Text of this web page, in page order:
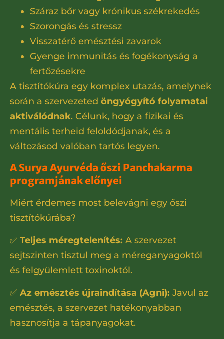
Száraz bőr vagy krónikus székrekedés
Szorongás és stressz
Visszatérő emésztési zavarok
Gyenge immunitás és fogékonyság a
fertőzésekre
A tisztítókúra egy komplex utazás, amelynek
során a szervezeted öngyógyító folyamatai
aktiválódnak. Célunk, hogy a fizikai és
mentális terheid feloldódjanak, és a
változásod valóban tartós legyen.
A Surya Ayurvéda őszi Panchakarma
programjának előnyei
Miért érdemes most belevágni egy őszi
tisztítókúrába?
✅ Teljes méregtelenítés: A szervezet
sejtszinten tisztul meg a méreganyagoktól
és felgyülemlett toxinoktól.
✅ Az emésztés újraindítása (Agni): Javul az
emésztés, a szervezet hatékonyabban
hasznosítja a tápanyagokat.